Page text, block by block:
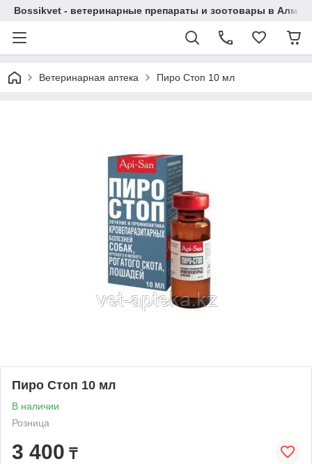
Bossikvet - ветеринарные препараты и зоотовары в
Ветеринарная аптека Пиро Стоп 10 мл
Пиро Стоп 10 мл
В наличии
Розница
3 400 ₸